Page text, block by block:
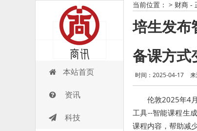
商讯 本站首页
资讯
科技
当前位置： > 财商 -
培生发布
备课方式
时间：2025-04-17
伦敦2025年4
工具--智能课程生
课程内容，帮助减